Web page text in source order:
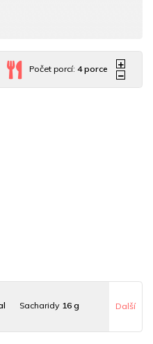
Počet porcí:4 porce
Sacharidy 16 g Další